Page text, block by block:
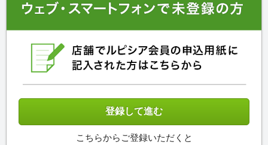
こちらからご登録いただくと